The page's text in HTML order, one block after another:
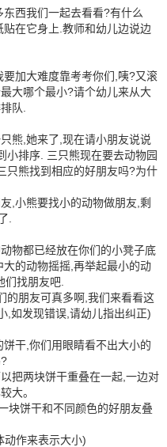
西我们一起去看看?有什么
在它身上.教师和幼儿边说边
加大难度靠考考你们,咦?又滚
大哪个最小?请个幼儿来从大
队.
,她来了,现在请小朋友说说
小排序. 三只熊现在要去动物园
只熊找到相应的好朋友吗?为什
小熊要找小的动物做朋友,剩
.
都已经放在你们的小凳子底
的动物摇摇,再举起最小的动
找朋友吧.
朋友可真多啊,我们来看看这
,如发现错误,请幼儿指出纠正)
干,你们用眼睛看不出大小的
两块饼干重叠在一起,一边对
大。
饼干和不同颜色的好朋友叠
作来表示大小)